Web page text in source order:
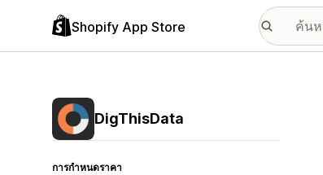
Shopify App Store
DigThisData
การกำหนดราคา